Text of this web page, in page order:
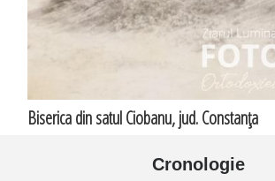
Biserica din satul Ciobanu, jud. Constanţa
Cronologie